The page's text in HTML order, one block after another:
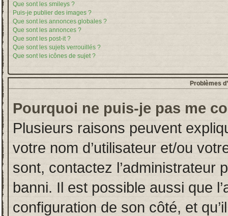
Que sont les smileys ?
Puis-je publier des images ?
Que sont les annonces globales ?
Que sont les annonces ?
Que sont les post-it ?
Que sont les sujets verrouillés ?
Que sont les icônes de sujet ?
Problèmes
Pourquoi ne puis-je pas me
Plusieurs raisons peuvent
votre nom d’utilisateur et/ou
sont, contactez l’administrateur
banni. Il est possible aussi que
configuration de son côté, et